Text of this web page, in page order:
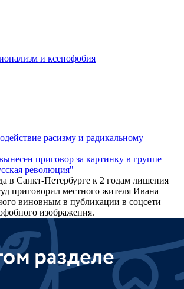
и ксенофобия
расизму и радикальному
приговор за картинку в группе
революция"
в Санкт-Петербурге к 2 годам лишения
приговорил местного жителя Ивана
виновным в публикации в соцсети
изображения.